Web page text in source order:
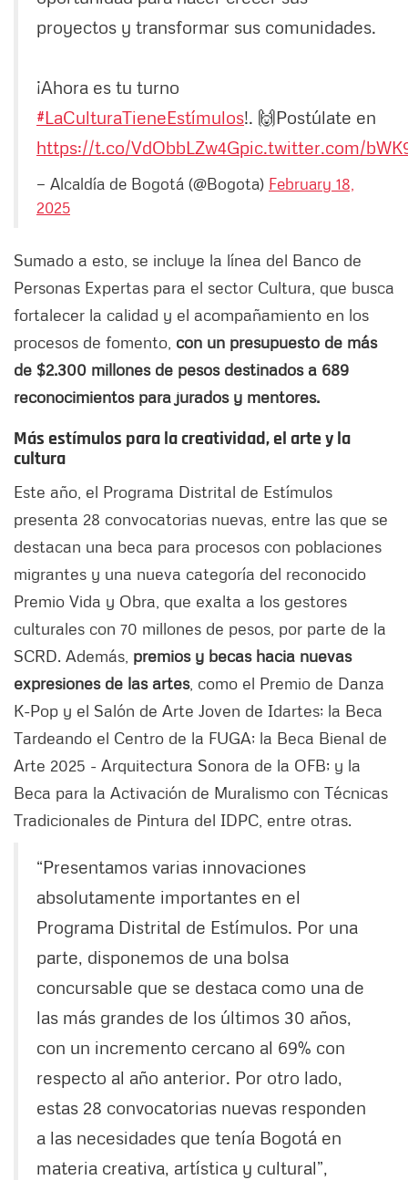
proyectos y transformar sus comunidades.
¡Ahora es tu turno
#LaCulturaTieneEstímulos!. 🙌Postúlate en
https://t.co/VdObbLZw4Gpic.twitter.com/
— Alcaldía de Bogotá (@Bogota) February 18,
2025
Sumado a esto, se incluye la línea del Banco de
Personas Expertas para el sector Cultura, que busca
fortalecer la calidad y el acompañamiento en los
procesos de fomento, con un presupuesto de más
de $2.300 millones de pesos destinados a 689
reconocimientos para jurados y mentores.
Más estímulos para la creatividad, el arte y la
cultura
Este año, el Programa Distrital de Estímulos
presenta 28 convocatorias nuevas, entre las que se
destacan una beca para procesos con poblaciones
migrantes y una nueva categoría del reconocido
Premio Vida y Obra, que exalta a los gestores
culturales con 70 millones de pesos, por parte de la
SCRD. Además, premios y becas hacia nuevas
expresiones de las artes, como el Premio de Danza
K-Pop y el Salón de Arte Joven de Idartes; la Beca
Tardeando el Centro de la FUGA; la Beca Bienal de
Arte 2025 - Arquitectura Sonora de la OFB; y la
Beca para la Activación de Muralismo con Técnicas
Tradicionales de Pintura del IDPC, entre otras.
“Presentamos varias innovaciones
absolutamente importantes en el
Programa Distrital de Estímulos. Por una
parte, disponemos de una bolsa
concursable que se destaca como una de
las más grandes de los últimos 30 años,
con un incremento cercano al 69% con
respecto al año anterior. Por otro lado,
estas 28 convocatorias nuevas responden
a las necesidades que tenía Bogotá en
materia creativa, artística y cultural”,